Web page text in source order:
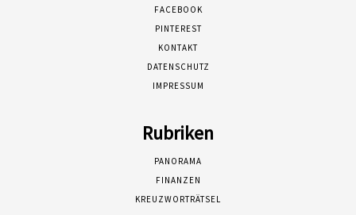
FACEBOOK
PINTEREST
KONTAKT
DATENSCHUTZ
IMPRESSUM
Rubriken
PANORAMA
FINANZEN
KREUZWORTRÄTSEL